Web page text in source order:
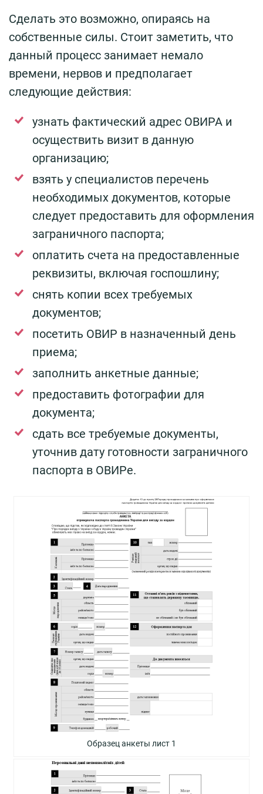
Сделать это возможно, опираясь на
собственные силы. Стоит заметить, что
данный процесс занимает немало
времени, нервов и предполагает
следующие действия:
узнать фактический адрес ОВИРА и
осуществить визит в данную
организацию;
взять у специалистов перечень
необходимых документов, которые
следует предоставить для оформления
заграничного паспорта;
оплатить счета на предоставленные
реквизиты, включая госпошлину;
снять копии всех требуемых
документов;
посетить ОВИР в назначенный день
приема;
заполнить анкетные данные;
предоставить фотографии для
документа;
сдать все требуемые документы,
уточнив дату готовности заграничного
паспорта в ОВИРе.
Образец анкеты лист 1